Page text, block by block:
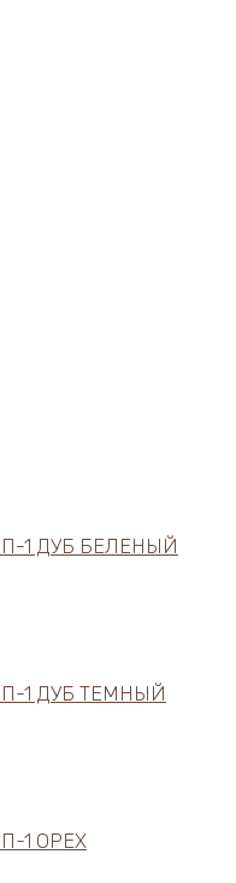
1 ДУБ БЕЛЕНЫЙ
1 ДУБ ТЕМНЫЙ
1 ОРЕХ